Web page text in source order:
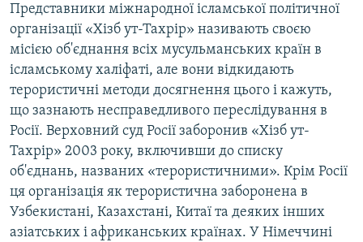
Представники міжнародної ісламської політичної
організації «Хізб ут-Тахрір» називають своєю
місією об'єднання всіх мусульманських країн в
ісламському халіфаті, але вони відкидають
терористичні методи досягнення цього і кажуть,
що зазнають несправедливого переслідування в
Росії. Верховний суд Росії заборонив «Хізб ут-
Тахрір» 2003 року, включивши до списку
об'єднань, названих «терористичними». Крім Росії
ця організація як терористична заборонена в
Узбекистані, Казахстані, Китаї та деяких інших
азіатських і африканських країнах. У Німеччині